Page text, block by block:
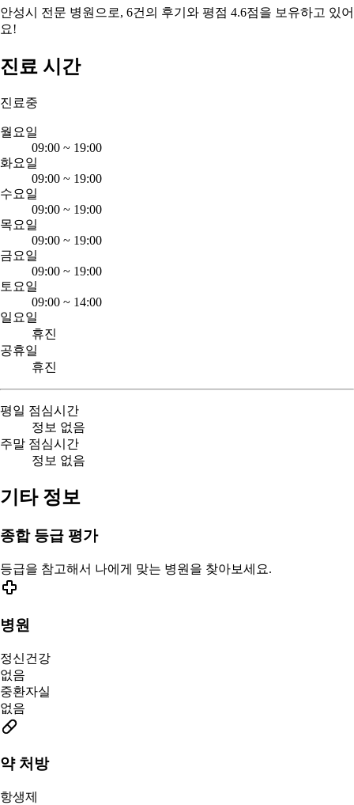
안성시 전문 병원으로, 6건의 후기와 평점 4.6점을 보유하고 있어
요!
진료 시간
진료중
월요일
09:00 ~ 19:00
화요일
09:00 ~ 19:00
수요일
09:00 ~ 19:00
목요일
09:00 ~ 19:00
금요일
09:00 ~ 19:00
토요일
09:00 ~ 14:00
일요일
휴진
공휴일
휴진
평일 점심시간
정보 없음
주말 점심시간
정보 없음
기타 정보
종합 등급 평가
등급을 참고해서 나에게 맞는 병원을 찾아보세요.
병원
정신건강
없음
중환자실
없음
약 처방
항생제